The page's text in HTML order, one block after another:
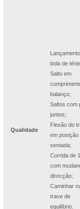
Qualidade
bola de
Salto em
balanço;
Saltos com
juntos;
Flexão do
em posição
sentada;
Corrida de
com
direcção;
Caminhar
trave de
equilíbrio.